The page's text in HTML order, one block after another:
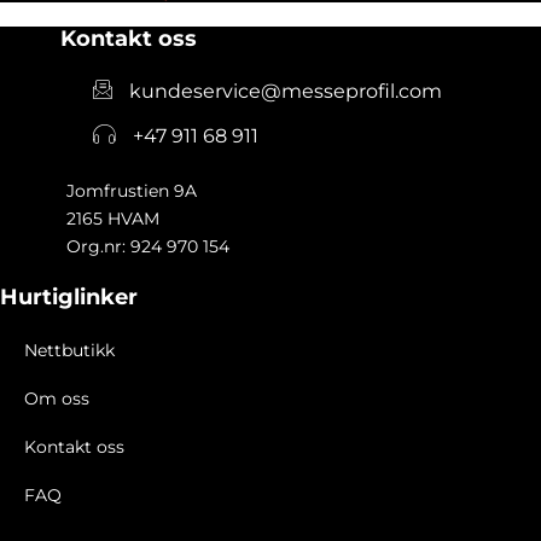
Kontakt oss
kundeservice@messeprofil.com
+47 911 68 911
Jomfrustien 9A
2165 HVAM
Org.nr: 924 970 154
Hurtiglinker
Nettbutikk
Om oss
Kontakt oss
FAQ